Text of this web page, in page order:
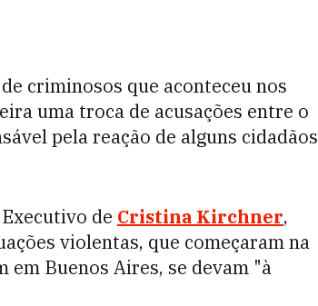
criminosos que aconteceu nos
uma troca de acusações entre o
pela reação de alguns cidadãos
de Cristina Kirchner,
violentas, que começaram na
em Buenos Aires, se devam "à